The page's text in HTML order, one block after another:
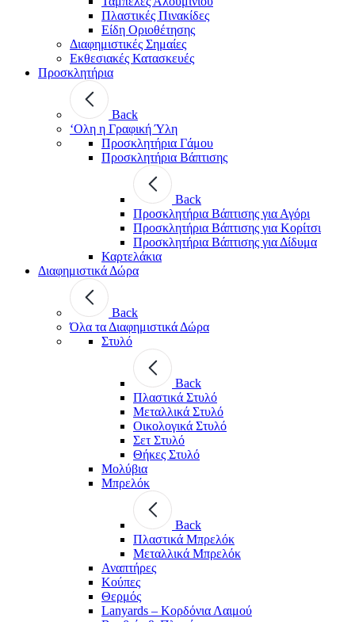
Πλαστικές Πινακίδες
Είδη Οριοθέτησης
Διαφημιστικές Σημαίες
Εκθεσιακές Κατασκευές
Προσκλητήρια
Back
‘Ολη η Γραφική Ύλη
Προσκλητήρια Γάμου
Προσκλητήρια Βάπτισης
Back
Προσκλητήρια Βάπτισης για Αγόρι
Προσκλητήρια Βάπτισης για Κορίτσι
Προσκλητήρια Βάπτισης για Δίδυμα
Καρτελάκια
Διαφημιστικά Δώρα
Back
Όλα τα Διαφημιστικά Δώρα
Στυλό
Back
Πλαστικά Στυλό
Μεταλλικά Στυλό
Οικολογικά Στυλό
Σετ Στυλό
Θήκες Στυλό
Μολύβια
Μπρελόκ
Back
Πλαστικά Μπρελόκ
Μεταλλικά Μπρελόκ
Αναπτήρες
Κούπες
Θερμός
Lanyards – Kορδόνια Λαιμού